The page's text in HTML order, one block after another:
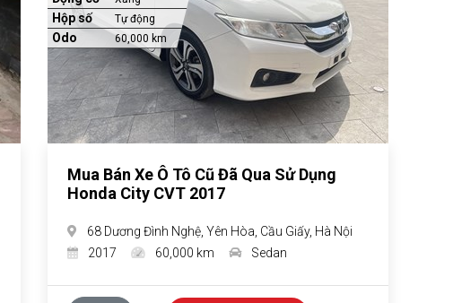
Hộp số Tự động
Odo 60,000 km
Mua Bán Xe Ô Tô Cũ Đã Qua Sử Dụng
Honda City CVT 2017
68 Dương Đình Nghệ, Yên Hòa, Cầu Giấy, Hà Nội
2017
60,000 km Sedan